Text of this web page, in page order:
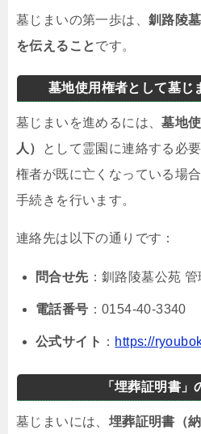
墓じまいの第一歩は、 釧路陵
を伝えることです。
墓地使用権者として墓じ
墓じまいを進めるには、墓地
人）
として霊園に連絡する必
権者が既に亡くなっている場
手続きを行います。
連絡先は以下の通りです：
問合せ先：釧路陵墓公苑 管
電話番号 ：0154-40-3340
公式サイト ： https://
「埋葬証明書」
墓じまいには、 埋葬証明書（